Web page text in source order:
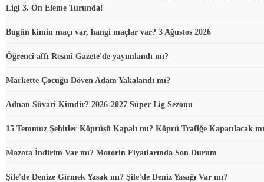
Ligi 3. Ön Eleme Turunda!
Bugün kimin maçı var, hangi maçlar var? 3 Ağustos 2026
Öğrenci affı Resmî Gazete'de yayımlandı mı?
Markette Çocuğu Döven Adam Yakalandı mı?
Adnan Süvari Kimdir? 2026-2027 Süper Lig Sezonu
15 Temmuz Şehitler Köprüsü Kapalı mı? Köprü Trafiğe Kapatılacak
Mazota İndirim Var mı? Motorin Fiyatlarında Son Durum
Şile'de Denize Girmek Yasak mı? Şile'de Deniz Yasağı Var mı?